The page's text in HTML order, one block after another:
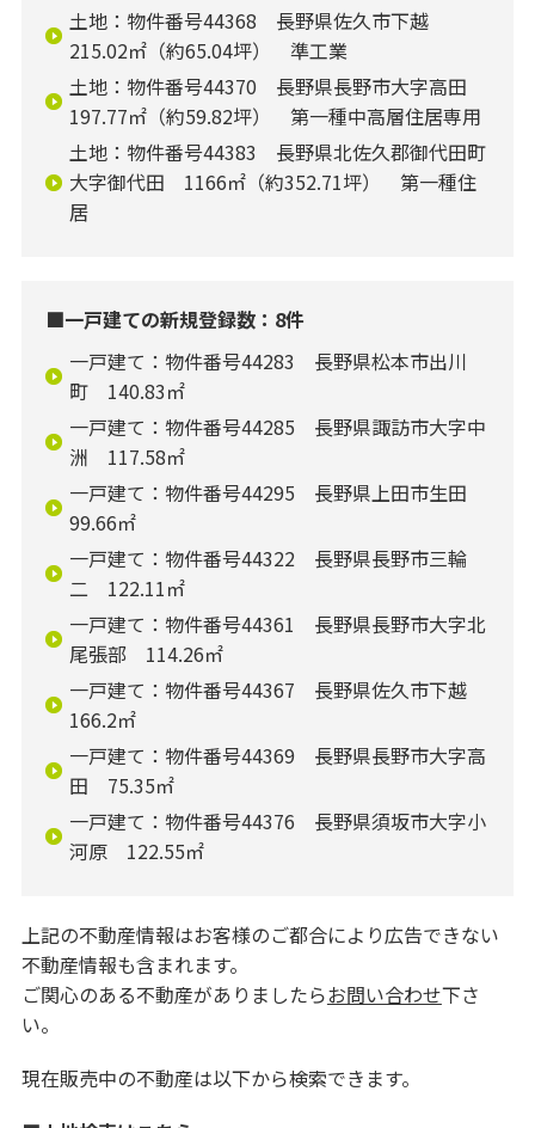
土地：物件番号44368 長野県佐久市下越
215.02㎡（約65.04坪） 準工業
土地：物件番号44370 長野県長野市大字高田
197.77㎡（約59.82坪） 第一種中高層住居専用
土地：物件番号44383 長野県北佐久郡御代田町
大字御代田 1166㎡（約352.71坪） 第一種住
居
■一戸建ての新規登録数：8件
一戸建て：物件番号44283 長野県松本市出川
町 140.83㎡
一戸建て：物件番号44285 長野県諏訪市大字中
洲 117.58㎡
一戸建て：物件番号44295 長野県上田市生田
99.66㎡
一戸建て：物件番号44322 長野県長野市三輪
二 122.11㎡
一戸建て：物件番号44361 長野県長野市大字北
尾張部 114.26㎡
一戸建て：物件番号44367 長野県佐久市下越
166.2㎡
一戸建て：物件番号44369 長野県長野市大字高
田 75.35㎡
一戸建て：物件番号44376 長野県須坂市大字小
河原 122.55㎡
上記の不動産情報はお客様のご都合により広告できない
不動産情報も含まれます。
ご関心のある不動産がありましたらお問い合わせ下さ
い。
現在販売中の不動産は以下から検索できます。